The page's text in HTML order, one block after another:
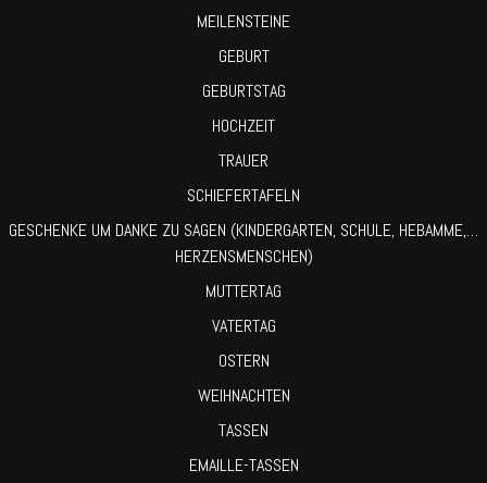
MEILENSTEINE
GEBURT
GEBURTSTAG
HOCHZEIT
TRAUER
SCHIEFERTAFELN
GESCHENKE UM DANKE ZU SAGEN (KINDERGARTEN, SCHULE, HEBAMME,…
HERZENSMENSCHEN)
MUTTERTAG
VATERTAG
OSTERN
WEIHNACHTEN
TASSEN
EMAILLE-TASSEN